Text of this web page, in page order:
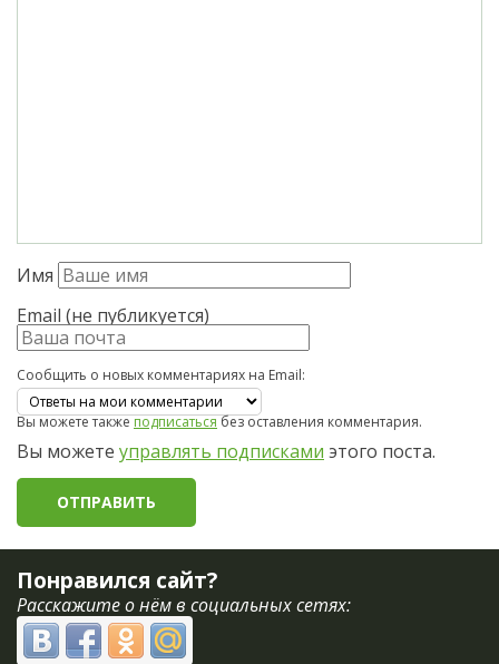
Имя
Email (не публикуется)
Сообщить о новых комментариях на Email:
Вы можете такжеподписатьсябез оставления комментария.
Вы можете управлять подписками этого поста.
Понравился сайт?
Расскажите о нём в социальных сетях: